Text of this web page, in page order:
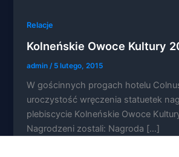
Relacje
Kolneńskie Owoce Kultury
admin / 5 lutego, 2015
W gościnnych progach hotelu
uroczystość wręczenia statuetek
plebiscycie Kolneńskie Owoce
Nagrodzeni zostali: Nagroda […]
Te
nie są